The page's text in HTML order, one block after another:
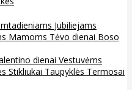
Jubiliejams
Mamoms Tėvo dienai Boso
dienai Vestuvėms
Stikliukai Taupyklės Termosai